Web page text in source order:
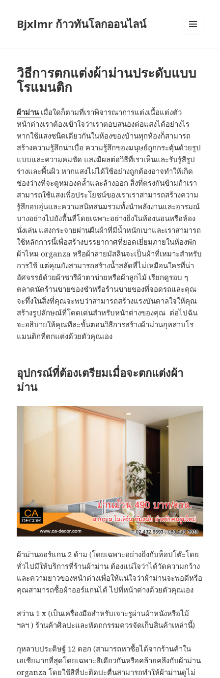
Bjxlmr ก้าวทันโลกออนไลน์
วิธีการตกแต่งผ้าม่านประดับแบบ
โรแมนติก
ผ้าม่าน เมื่อใดก็ตามที่เราพิจารณาการแต่งเนื้อแต่งตัว
หน้าต่างเราต้องเข้าใจว่าเราตอบสนองต่อแสงได้อย่างไร
หากใช้แสงชนิดเดียวกันในห้องของบ้านทุกห้องก็สามารถ
สร้างความรู้สึกน่าเบื่อ ความรู้สึกของมนุษย์ถูกกระตุ้นด้วยรูป
แบบและความคมชัด แสงมีผลต่อวิธีที่เราเห็นและรับรู้สีรูป
ร่างและพื้นผิว หากแสงไม่ได้ใช้อย่างถูกต้องอาจทำให้เกิด
ช่องว่างที่จะดูหมองคล้ำและล้างออก สิ่งที่ตรงกันข้ามถ้าเรา
สามารถใช้แสงเพื่อประโยชน์ของเราเราสามารถสร้างความ
รู้สึกอบอุ่นและความสนิทสนมรวมทั้งนำพลังงานและอารมณ์
บางอย่างไปยังพื้นที่โดยเฉพาะอย่างยิ่งในห้องนอนหรือห้อง
นั่งเล่น แสงกระจายผ่านผืนผ้าที่มีน้ำหนักเบาและเราสามารถ
ใช้หลักการนี้เพื่อสร้างบรรยากาศที่ยอดเยี่ยมภายในห้องพัก
ผ้าไหม organza หรือผ้าลายมัสลินจะเป็นผ้าที่เหมาะสำหรับ
การใช้ แต่คุณยังสามารถสร้างน้ำสลัดที่ไม่เหมือนใครที่น่า
อัศจรรย์ด้วยผ้าซารีผ้าตาข่ายหรือผ้าลูกไม้ เรียกดูรอบ ๆ
ตลาดนัดร้านขายของชำหรือร้านขายของที่จอดรถและคุณ
จะทึ่งในสิ่งที่คุณจะพบว่าสามารถสร้างแรงบันดาลใจให้คุณ
สร้างรูปลักษณ์ที่โดดเด่นสำหรับหน้าต่างของคุณ ต่อไปฉัน
จะอธิบายให้คุณทีละขั้นตอนวิธีการสร้างผ้าม่านกุหลาบโร
แมนติกที่ตกแต่งด้วยตัวคุณเอง
อุปกรณ์ที่ต้องเตรียมเมื่อจะตกแต่งผ้า
ม่าน
ผ้าม่านออร์แกน 2 ด้าม (โดยเฉพาะอย่างยิ่งกับท็อปโต๊ะโดย
ทั่วไปมีให้บริการที่ร้านผ้าม่าน ต้องแน่ใจว่าได้วัดความกว้าง
และความยาวของหน้าต่างเพื่อให้แน่ใจว่าผ้าม่านจะพอดีหรือ
คุณสามารถซื้อผ้าออร์แกนได้ ไปที่หน้าต่างด้วยตัวคุณเอง
สว่าน 1 x (เป็นเครื่องมือสำหรับเจาะรูผ่านผ้าหนังหรือไม้
ฯลฯ ) ร้านค้าศิลปะและหัตถกรรมควรจัดเก็บสินค้าเหล่านี้)
กุหลาบประดิษฐ์ 12 ดอก (สามารถหาซื้อได้จากร้านค้าใน
เอเชียมากที่สุดโดยเฉพาะสีเดียวกันหรือคล้ายคลึงกับผ้าม่าน
organza โดยใช้สีที่ปะติดปะตื่นสามารถทำให้ผ้าม่านดูไม่